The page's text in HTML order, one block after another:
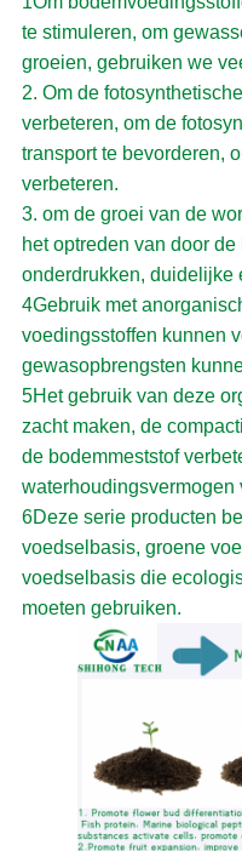
te stimuleren, om
groeien, gebruiken we
2. Om de
verbeteren, om de
transport te bevorderen,
verbeteren.
3. om de groei van de
het optreden van door
onderdrukken, duidelijke
4Gebruik met
voedingsstoffen kunnen
gewasopbrengsten
5Het gebruik van deze
zacht maken, de
de bodemmeststof
waterhoudingsvermogen
6Deze serie producten
voedselbasis, groene
voedselbasis die
moeten gebruiken.